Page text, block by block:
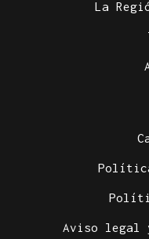
La
Aviso legal